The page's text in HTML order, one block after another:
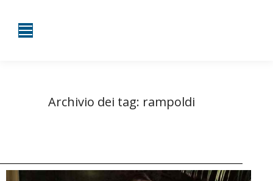
Archivio dei tag: rampoldi